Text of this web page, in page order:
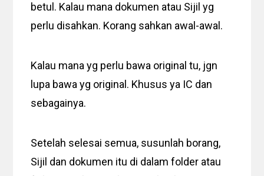
betul. Kalau mana dokumen atau Sijil yg
perlu disahkan. Korang sahkan awal-awal.
Kalau mana yg perlu bawa original tu, jgn
lupa bawa yg original. Khusus ya IC dan
sebagainya.
Setelah selesai semua, susunlah borang,
Sijil dan dokumen itu di dalam folder atau